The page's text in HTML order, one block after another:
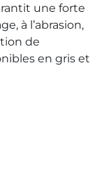
une forte
à l’abrasion,
de
en gris et